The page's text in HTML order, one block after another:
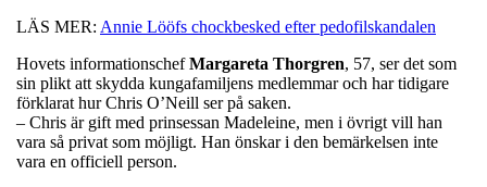
LÄS MER: Annie Lööfs chockbesked efter pedofilskandalen
Hovets informationschefMargareta Thorgren, 57, ser det som
sin plikt att skydda kungafamiljens medlemmar och har tidigare
förklarat hur Chris O’Neill ser på saken.
– Chris är gift med prinsessan Madeleine, men i övrigt vill han
vara så privat som möjligt. Han önskar i den bemärkelsen inte
vara en officiell person.